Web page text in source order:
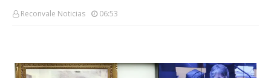
Reconvale Noticias 06:53